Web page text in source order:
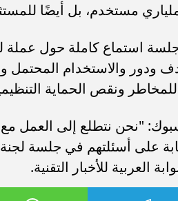
مستخدم، بل أيضًا
ودور والاستخدام المحتمل
ونقص الحماية
"نحن نتطلع إلى العمل مع
على أسئلتهم في جلسة
العربية للأخبار التقنية.